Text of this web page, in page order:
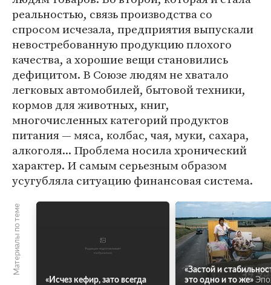
реальностью, связь производства со
спросом исчезала, предприятия выпускали
невостребованную продукцию плохого
качества, а хорошие вещи становились
дефицитом. В Союзе людям не хватало
легковых автомобилей, бытовой техники,
кормов для животных, книг,
многочисленных категорий продуктов
питания — мяса, колбас, чая, муки, сахара,
алкоголя... Проблема носила хронический
характер. И самым серьезным образом
усугубляла ситуацию финансовая система.
Материалы по теме
«Исчез кефир, зато всегда
«Застой и
это одно и то же»